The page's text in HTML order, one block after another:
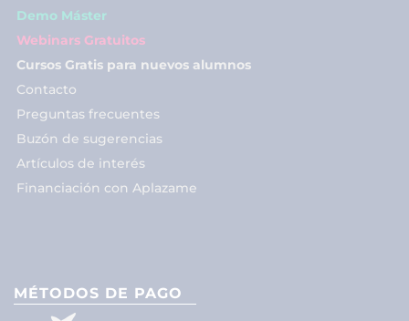
Demo Máster
Webinars Gratuitos
Cursos Gratis para nuevos alumnos
Contacto
Preguntas frecuentes
Buzón de sugerencias
Artículos de interés
Financiación con Aplazame
MÉTODOS DE PAGO